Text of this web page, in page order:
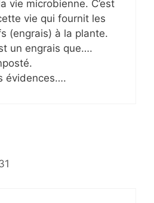
vie microbienne. C’est
vie qui fournit les
(engrais) à la plante.
un engrais que….
évidences….